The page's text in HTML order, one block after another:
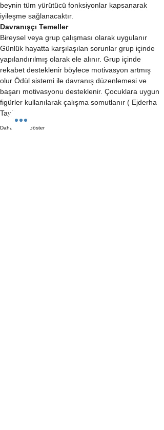
beynin tüm yürütücü fonksiyonlar kapsanarak
iyileşme sağlanacaktır.
Davranışçı Temeller
Bireysel veya grup çalışması olarak uygulanır
Günlük hayatta karşılaşılan sorunlar grup içinde
yapılandırılmış olarak ele alınır. Grup içinde
rekabet desteklenir böylece motivasyon artmış
olur Ödül sistemi ile davranış düzenlemesi ve
başarı motivasyonu desteklenir. Çocuklara uygun
figürler kullanılarak çalışma somutlanır ( Ejderha
Tayfun).…
Daha Fazla Göster